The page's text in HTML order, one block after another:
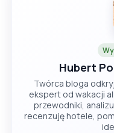
Hubert
Twórca bloga
ekspert od wakacji
przewodniki,
recenzuję hotele,